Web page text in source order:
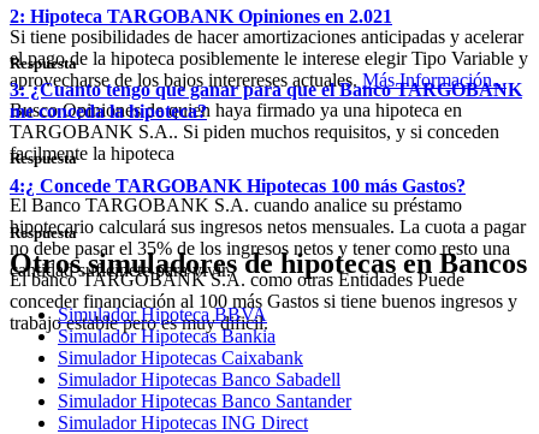
Si tiene posibilidades de hacer amortizaciones anticipadas y acelerar
el pago de la hipoteca posiblemente le interese elegir Tipo Variable y
aprovecharse de los bajos interereses actuales. Más Información...
2: Hipoteca TARGOBANK Opiniones en 2.021
Respuesta
Busco Opiniones de quien haya firmado ya una hipoteca en
TARGOBANK S.A.. Si piden muchos requisitos, y si conceden
facilmente la hipoteca
3: ¿Cuanto tengo que ganar para que el Banco TARGOBANK
me conceda la hipoteca?
Respuesta
El Banco TARGOBANK S.A. cuando analice su préstamo
hipotecario calculará sus ingresos netos mensuales. La cuota a pagar
no debe pasar el 35% de los ingresos netos y tener como resto una
cantidad suficinete para vivir.
4:¿ Concede TARGOBANK Hipotecas 100 más Gastos?
Respuesta
El banco TARGOBANK S.A. como otras Entidades Puede
conceder financiación al 100 más Gastos si tiene buenos ingresos y
trabajo estable pero es muy dificil.
Otros simuladores de hipotecas en Bancos
Simulador Hipoteca BBVA
Simulador Hipotecas Bankia
Simulador Hipotecas Caixabank
Simulador Hipotecas Banco Sabadell
Simulador Hipotecas Banco Santander
Simulador Hipotecas ING Direct